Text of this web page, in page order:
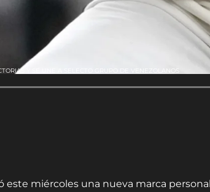
Y SE UNE A SELECTO GRUPO DE VENEZOLANOS
este miércoles una nueva marca